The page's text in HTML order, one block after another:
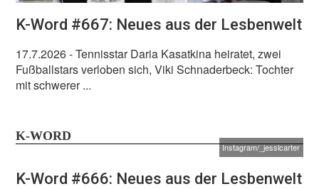
K-Word #667: Neues aus der Lesbenwelt
17.7.2026- Tennisstar Daria Kasatkina heiratet, zwei
Fußballstars verloben sich, Viki Schnaderbeck: Tochter
mit schwerer ...
K-WORD
Instagram/_jesslcarter
K-Word #666: Neues aus der Lesbenwelt